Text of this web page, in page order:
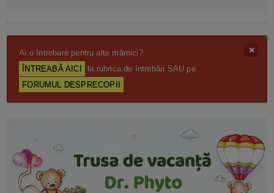
Ai o întrebare pentru alte mămici?
ÎNTREABĂ AICI
la rubrica de întrebări SAU pe
FORUMUL DESPRECOPII